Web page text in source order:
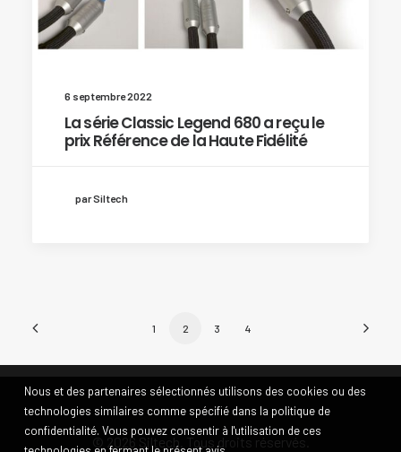
6 septembre 2022
La série Classic Legend 680 a reçu le
prix Référence de la Haute Fidélité
par Siltech
1 2 3 4
© 2026 Siltech. Tous droits réservés.
Nous et des partenaires sélectionnés utilisons des cookies ou des
technologies similaires comme spécifié dans la politique de
confidentialité. Vous pouvez consentir à l'utilisation de ces